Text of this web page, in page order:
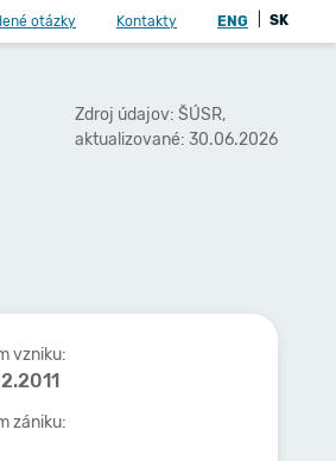
otázky Kontakty ENG SK
Zdroj údajov: ŠÚSR,
aktualizované: 30.06.2026
vzniku:
zániku: